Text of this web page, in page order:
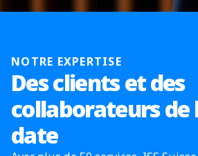
NOTRE EXPERTISE
Des clients et des
collaborateurs de
date